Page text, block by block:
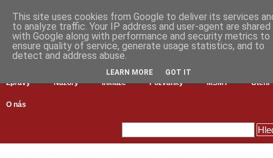
Zprávy Názory Inkluze Pozvánky MŠMT Čtení
O nás
This site uses cookies from Google to deliver its services
to analyze traffic. Your IP address and user-agent are shared
with Google along with performance and security metrics to
ensure quality of service, generate usage statistics, and to
detect and address abuse.
LEARN MORE GOT IT